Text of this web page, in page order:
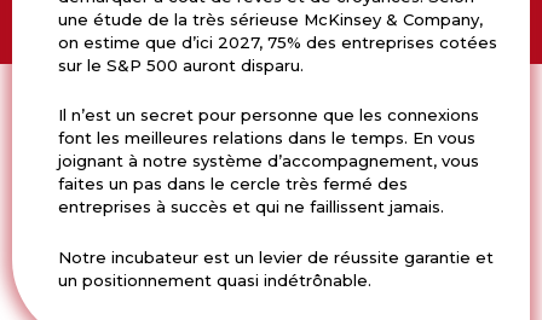
une étude de la très sérieuse McKinsey & Company,
on estime que d’ici 2027, 75% des entreprises cotées
sur le S&P 500 auront disparu.
Il n’est un secret pour personne que les connexions
font les meilleures relations dans le temps. En vous
joignant à notre système d’accompagnement, vous
faites un pas dans le cercle très fermé des
entreprises à succès et qui ne faillissent jamais.
Notre incubateur est un levier de réussite garantie et
un positionnement quasi indétrônable.